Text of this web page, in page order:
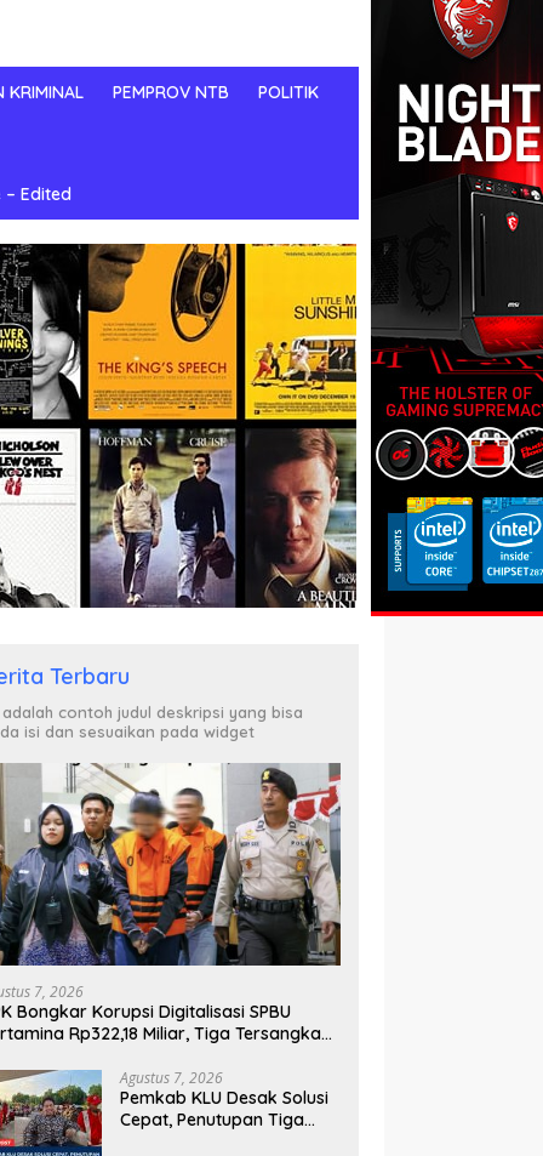
KRIMINAL PEMPROV NTB POLITIK
– Edited
Terbaru
adalah contoh judul deskripsi yang bisa
isi dan sesuaikan pada widget
7, 2026
Bongkar Korupsi Digitalisasi SPBU
Rp322,18 Miliar, Tiga Tersangka
Agustus 7, 2026
Pemkab KLU Desak Solusi
Cepat, Penutupan Tiga